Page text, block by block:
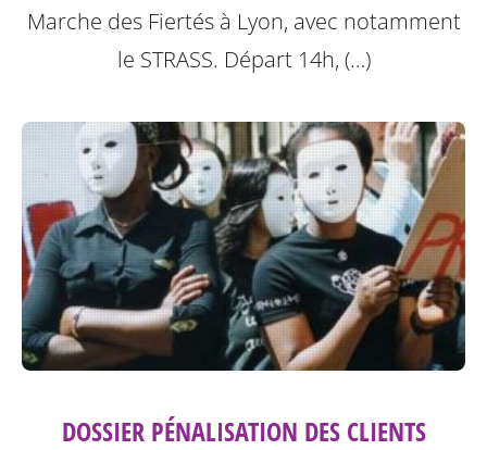
Marche des Fiertés à Lyon, avec notamment
le STRASS. Départ 14h, (…)
DOSSIER PÉNALISATION DES CLIENTS